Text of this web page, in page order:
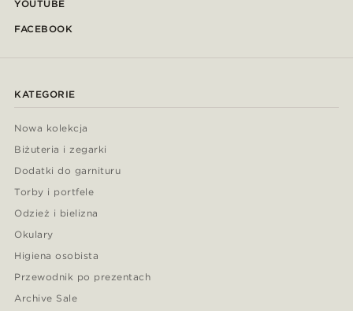
YOUTUBE
FACEBOOK
KATEGORIE
Nowa kolekcja
Biżuteria i zegarki
Dodatki do garnituru
Torby i portfele
Odzież i bielizna
Okulary
Higiena osobista
Przewodnik po prezentach
Archive Sale